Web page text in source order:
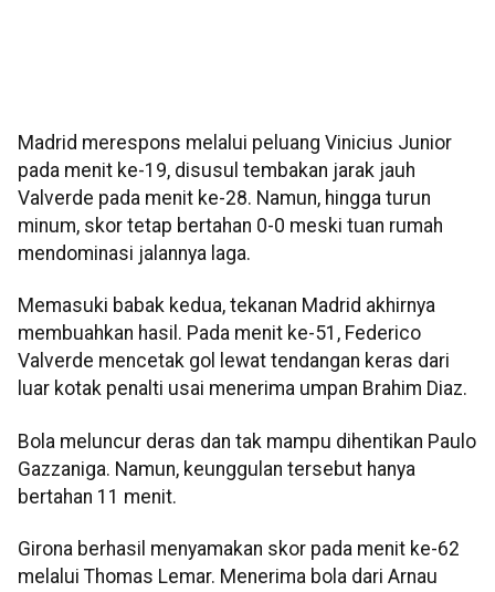
Madrid merespons melalui peluang Vinicius Junior
pada menit ke-19, disusul tembakan jarak jauh
Valverde pada menit ke-28. Namun, hingga turun
minum, skor tetap bertahan 0-0 meski tuan rumah
mendominasi jalannya laga.
Memasuki babak kedua, tekanan Madrid akhirnya
membuahkan hasil. Pada menit ke-51, Federico
Valverde mencetak gol lewat tendangan keras dari
luar kotak penalti usai menerima umpan Brahim Diaz.
Bola meluncur deras dan tak mampu dihentikan Paulo
Gazzaniga. Namun, keunggulan tersebut hanya
bertahan 11 menit.
Girona berhasil menyamakan skor pada menit ke-62
melalui Thomas Lemar. Menerima bola dari Arnau